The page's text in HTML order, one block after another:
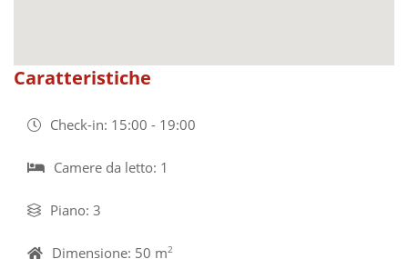
Caratteristiche
Check-in: 15:00 - 19:00
Camere da letto: 1
Piano: 3
Dimensione: 50 m2